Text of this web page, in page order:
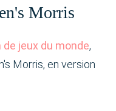
Morris
jeux du monde,
Morris, en version